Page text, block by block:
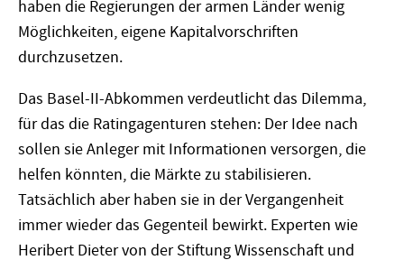
haben die Regierungen der armen Länder wenig
Möglichkeiten, eigene Kapitalvorschriften
durchzusetzen.
Das Basel-II-Abkommen verdeutlicht das Dilemma,
für das die Ratingagenturen stehen: Der Idee nach
sollen sie Anleger mit Informationen versorgen, die
helfen könnten, die Märkte zu stabilisieren.
Tatsächlich aber haben sie in der Vergangenheit
immer wieder das Gegenteil bewirkt. Experten wie
Heribert Dieter von der Stiftung Wissenschaft und